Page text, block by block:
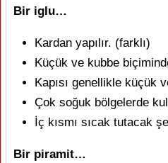
Bir iglu…
Kardan yapılır. (farklı)
Küçük ve kubbe
Kapısı genellikle küçük
Çok soğuk bölgelerde
İç kısmı sıcak tutacak
Bir piramit…